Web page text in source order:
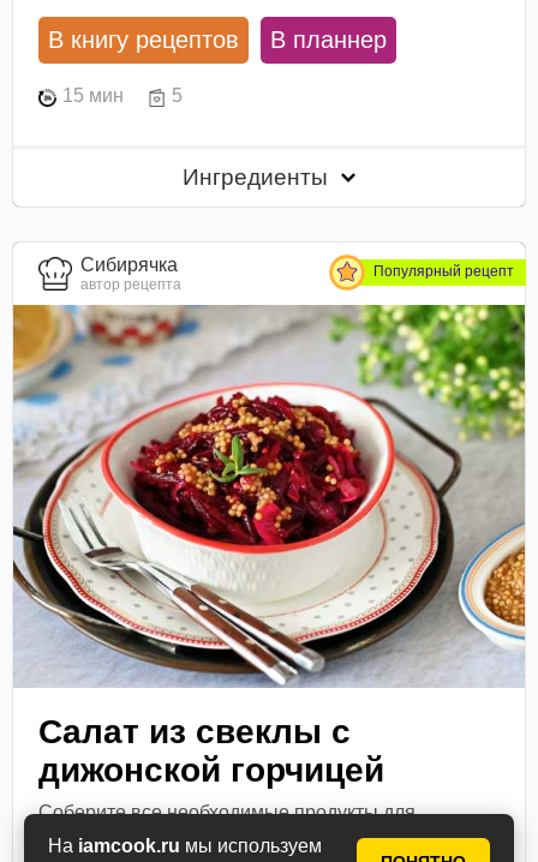
На iamcook.ru мы используем
В книгу рецептов В планнер
15 мин 5
Ингредиенты
Сибирячка
автор рецепта
Популярный рецепт
Салат из свеклы с
дижонской горчицей
Соберите все необходимые продукты для
приготовления салата из свеклы с дижонской
горчицей. Свеклу заблаговременно нужно